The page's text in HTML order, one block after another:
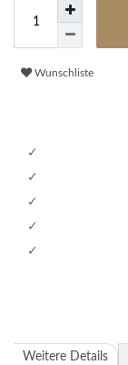
Wunschliste
Weitere Details